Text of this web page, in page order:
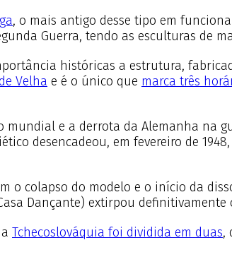
, o mais antigo desse tipo em
Guerra, tendo as esculturas de
históricas a estrutura,
Velha e é o único que marca três
mundial e a derrota da Alemanha na
desencadeou, em fevereiro de
o colapso do modelo e o início da
Dançante) extirpou
Tchecoslováquia foi dividida em duas,